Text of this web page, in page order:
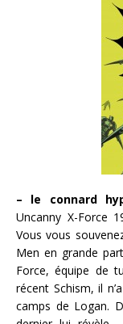
– le connard
Uncanny X-Force
Vous vous
Men en grande
Force, équipe de
récent Schism, il
camps de Logan.